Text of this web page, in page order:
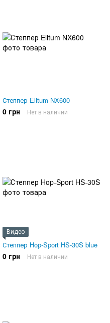
Степпер Elitum NX600
0 грн Нет в наличии
Видео
Степпер Hop-Sport HS-30S blue
0 грн Нет в наличии